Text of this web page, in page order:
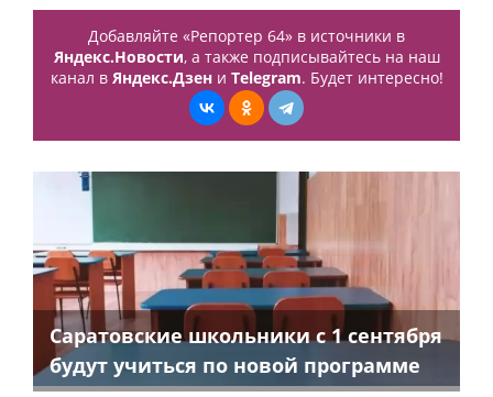
Добавляйте «Репортер 64» в источники в
Яндекс.Новости, а также подписывайтесь на наш
канал в Яндекс.Дзени Telegram. Будет интересно!
Саратовские школьники с 1 сентября
будут учиться по новой программе